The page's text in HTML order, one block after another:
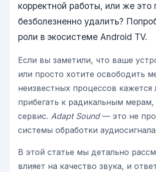
корректной работы, или же
безболезненно удалить?
роли в экосистеме Android TV.
Если вы заметили, что ваше
или просто хотите освободить
неизвестных процессов
прибегать к радикальным
сервис. Adapt Sound— это не
системы обработки
В этой статье мы детально
влияет на качество звука, и